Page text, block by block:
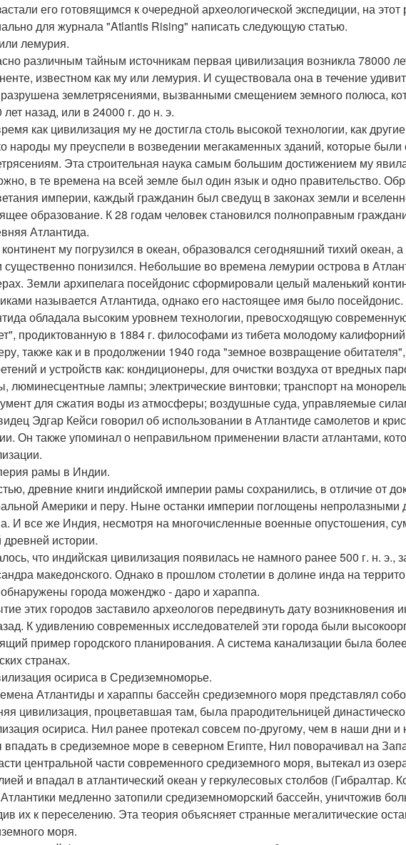
его готовящимся к очередной археологической экспедиции, на
для журнала "Atlantis Rising" написать следующую статью.
лемурия.
различным тайным источникам первая цивилизация возникла 78000
известном как му или лемурия. И существовала она в течение
землетрясениями, вызванными смещением земного полюса,
лет назад, или в 24000 г. до н. э.
как цивилизация му не достигла столь высокой технологии, как
народы му преуспели в возведении мегакаменных зданий, которые были
Эта строительная наука самым большим достижением му
в те времена на всей земле был один язык и одно правительство.
империи, каждый гражданин был сведущ в законах земли и
образование. К 28 годам человек становился полноправным
Атлантида.
континент му погрузился в океан, образовался сегодняшний тихий океан,
существенно понизился. Небольшие во времена лемурии острова в
Земли архипелага посейдонис сформировали целый маленький
называется Атлантида, однако его настоящее имя было посейдонис.
обладала высоким уровнем технологии, превосходящую
продиктованную в 1884 г. философами из тибета молодому
также как и в продолжении 1940 года "земное возвращение
и устройств как: кондиционеры, для очистки воздуха от вредных
люминесцентные лампы; электрические винтовки; транспорт на
для сжатия воды из атмосферы; воздушные суда, управляемые
Эдгар Кейси говорил об использовании в Атлантиде самолетов и
Он также упоминал о неправильном применении власти атлантами,
рамы в Индии.
древние книги индийской империи рамы сохранились, в отличие от
Америки и перу. Ныне останки империи поглощены непролазными
И все же Индия, несмотря на многочисленные военные опустошения,
древней истории.
что индийская цивилизация появилась не намного ранее 500 г. н. э.,
македонского. Однако в прошлом столетии в долине инда на
города моженджо - даро и хараппа.
этих городов заставило археологов передвинуть дату возникновения
К удивлению современных исследователей эти города были
пример городского планирования. А система канализации была
странах.
осириса в Средиземноморье.
Атлантиды и хараппы бассейн средиземного моря представлял
цивилизация, процветавшая там, была прародительницей
осириса. Нил ранее протекал совсем по-другому, чем в наши дни и
впадать в средиземное море в северном Египте, Нил поворачивал на
центральной части современного средиземного моря, вытекал из
и впадал в атлантический океан у геркулесовых столбов (Гибралтар.
медленно затопили средиземноморский бассейн, уничтожив
их к переселению. Эта теория объясняет странные мегалитические
моря.